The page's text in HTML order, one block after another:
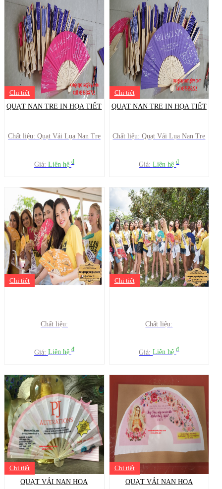
Chi tiết
QUẠT NAN TRE IN HỌA TIẾT
Chất liệu: Quạt Vải Lụa Nan Tre
Giá: Liên hệ đ
Chi tiết
QUẠT NAN TRE IN HỌA TIẾT
Chất liệu: Quạt Vải Lụa Nan Tre
Giá:Liên hệđ
Chi tiết
Chất liệu:
Giá: Liên hệ đ
Chi tiết
Chất liệu:
Giá:Liên hệđ
Chi tiết
QUẠT VẢI NAN HOA
Chi tiết
QUẠT VẢI NAN HOA